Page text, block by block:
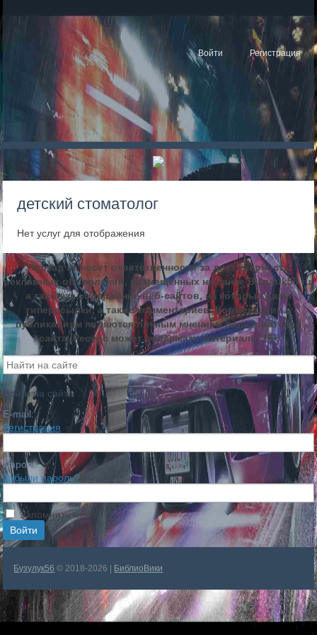
Войти Регистрация
детский стоматолог
Нет услуг для отображения
Портал не несет ответственности за достоверность
рекламных объявлений, размещенных на сайте Buzuluk56.ru,
а также за содержание веб-сайтов, на которые даны
гиперссылки, а также комментариев. Комментарии к
публикациям являются личным мнением пользователей
сайта. Ресурс может содержать материалы 16+
Войти на сайт
E-mail:
Регистрация
Пароль:
Забыли пароль?
Запомнить меня
Бузулук56 © 2018-2026 | БиблиоВики